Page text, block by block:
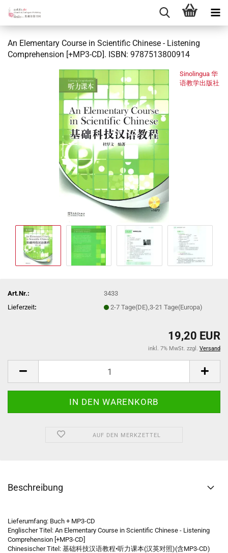
An Elementary Course in Scientific Chinese - Listening
Comprehension [+MP3-CD]. ISBN: 9787513800914
Sinolingua 华
语教学出版社
Art.Nr.:
3433
Lieferzeit: 2-7 Tage(DE),3-21 Tage(Europa)
19,20 EUR
inkl. 7% MwSt. zzgl. Versand
AUF DEN MERKZETTEL
Beschreibung
Lieferumfang: Buch + MP3-CD
Englischer Titel: An Elementary Course in Scientific Chinese - Listening
Comprehension [+MP3-CD]
Chinesischer Titel: 基础科技汉语教程•听力课本(汉英对照)(含MP3-CD)